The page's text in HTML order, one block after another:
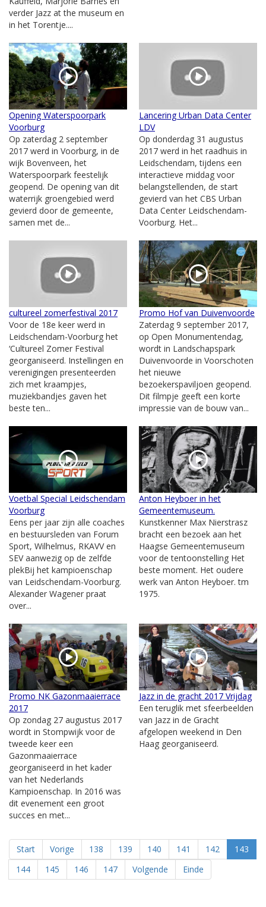
verder Jazz at the museum en
in het Torentje....
Opening Waterspoorpark
Voorburg
Op zaterdag 2 september
2017 werd in Voorburg, in de
wijk Bovenveen, het
Waterspoorpark feestelijk
geopend. De opening van dit
waterrijk groengebied werd
gevierd door de gemeente,
samen met de...
Lancering Urban Data Center
LDV
Op donderdag 31 augustus
2017 werd in het raadhuis in
Leidschendam, tijdens een
interactieve middag voor
belangstellenden, de start
gevierd van het CBS Urban
Data Center Leidschendam-
Voorburg. Het...
cultureel zomerfestival 2017
Voor de 18e keer werd in
Leidschendam-Voorburg het
‘Cultureel Zomer Festival
georganiseerd. Instellingen en
verenigingen presenteerden
zich met kraampjes,
muziekbandjes gaven het
beste ten...
Promo Hof van Duivenvoorde
Zaterdag 9 september 2017,
op Open Monumentendag,
wordt in Landschapspark
Duivenvoorde in Voorschoten
het nieuwe
bezoekerspaviljoen geopend.
Dit filmpje geeft een korte
impressie van de bouw van...
Voetbal Special Leidschendam
Voorburg
Eens per jaar zijn alle coaches
en bestuursleden van Forum
Sport, Wilhelmus, RKAVV en
SEV aanwezig op de zelfde
plekBij het kampioenschap
van Leidschendam-Voorburg.
Alexander Wagener praat
over...
Anton Heyboer in het
Gemeentemuseum.
Kunstkenner Max Nierstrasz
bracht een bezoek aan het
Haagse Gemeentemuseum
voor de tentoonstelling Het
beste moment. Het oudere
werk van Anton Heyboer. tm
1975.
Promo NK Gazonmaaierrace
2017
Op zondag 27 augustus 2017
wordt in Stompwijk voor de
tweede keer een
Gazonmaaierrace
georganiseerd in het kader
van het Nederlands
Kampioenschap. In 2016 was
dit evenement een groot
succes en met...
Jazz in de gracht 2017 Vrijdag
Een teruglik met sfeerbeelden
van Jazz in de Gracht
afgelopen weekend in Den
Haag georganiseerd.
Start Vorige 138 139 140 141 142
143
144
145 146 147 Volgende Einde